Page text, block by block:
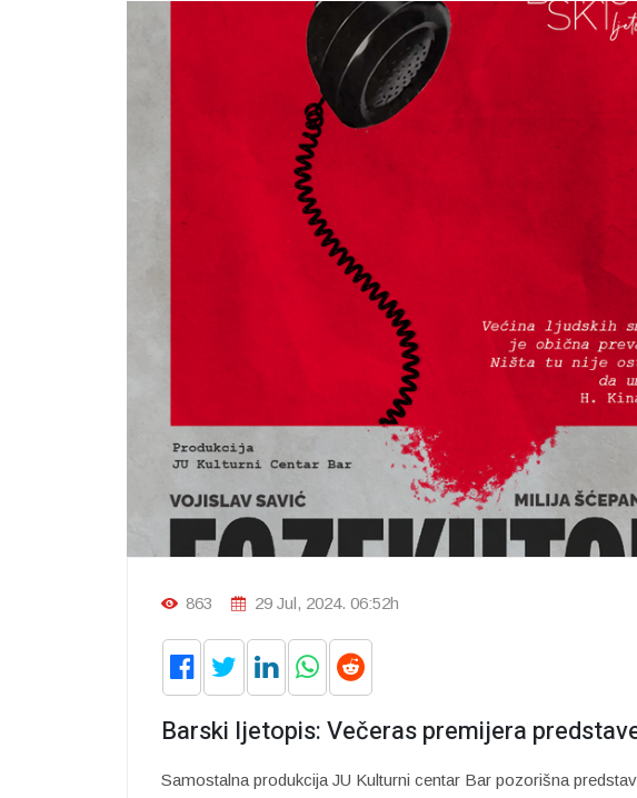
863 29 Jul, 2024. 06:52h
Barski ljetopis: Večeras premijera
Samostalna produkcija JU Kulturni centar Bar pozorišna